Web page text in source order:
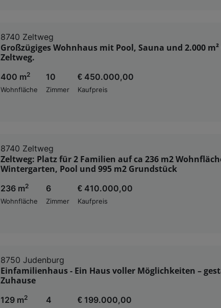
8740 Zeltweg
Großzügiges Wohnhaus mit Pool, Sauna und 2.000
Zeltweg.
400 m2
Wohnfläche
10
Zimmer
€ 450.000,00
Kaufpreis
8740 Zeltweg
Zeltweg: Platz für 2 Familien auf ca 236 m2
Wintergarten, Pool und 995 m2 Grundstück
236 m2
Wohnfläche
6
Zimmer
€ 410.000,00
Kaufpreis
8750 Judenburg
Einfamilienhaus - Ein Haus voller Möglichkeiten –
Zuhause
129 m2
4 € 199.000,00